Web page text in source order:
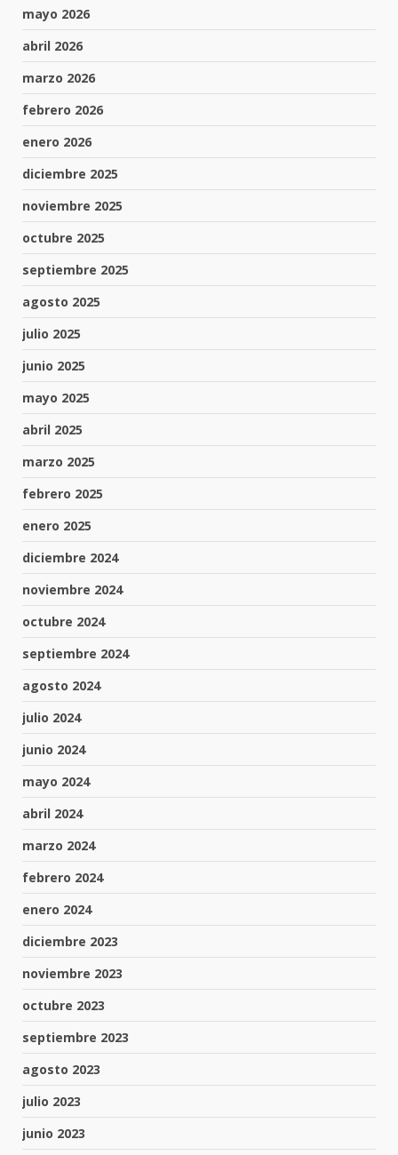
mayo 2026
abril 2026
marzo 2026
febrero 2026
enero 2026
diciembre 2025
noviembre 2025
octubre 2025
septiembre 2025
agosto 2025
julio 2025
junio 2025
mayo 2025
abril 2025
marzo 2025
febrero 2025
enero 2025
diciembre 2024
noviembre 2024
octubre 2024
septiembre 2024
agosto 2024
julio 2024
junio 2024
mayo 2024
abril 2024
marzo 2024
febrero 2024
enero 2024
diciembre 2023
noviembre 2023
octubre 2023
septiembre 2023
agosto 2023
julio 2023
junio 2023